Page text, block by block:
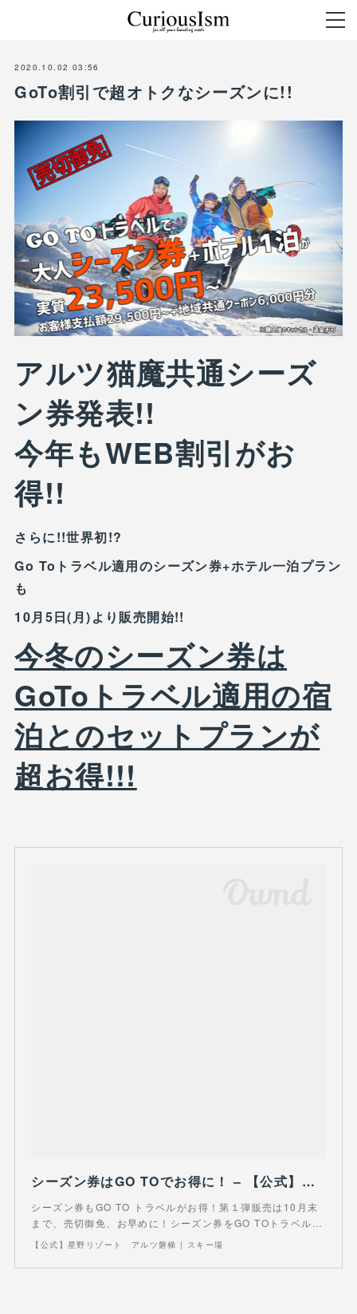
2020.10.02 03:56
GoTo割引で超オトクなシーズンに!!
アルツ猫魔共通シーズ
ン券発表!!
今年もWEB割引がお
得!!
さらに!!世界初!?
Go Toトラベル適用のシーズン券+ホテル一泊プラン
も
10月5日(月)より販売開始!!
今冬のシーズン券は
GoToトラベル適用の宿
泊とのセットプランが
超お得!!!
シーズン券はGO TOでお得に！ – 【公式】星野リゾート アルツ磐梯 | スキー場
シーズン券もGO TO トラベルがお得！第１弾販売は10月末
まで、売切御免、お早めに！シーズン券をGO TOトラベル…
【公式】星野リゾート アルツ磐梯 | スキー場